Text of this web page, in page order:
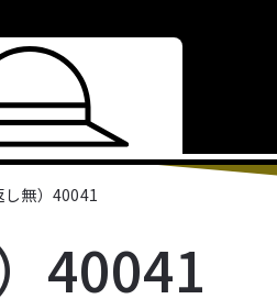
し無）40041
40041